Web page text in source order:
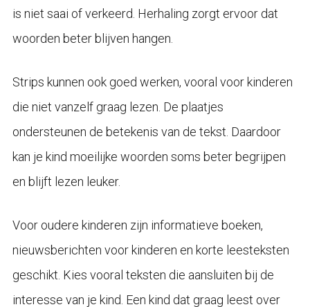
is niet saai of verkeerd. Herhaling zorgt ervoor dat
woorden beter blijven hangen.
Strips kunnen ook goed werken, vooral voor kinderen
die niet vanzelf graag lezen. De plaatjes
ondersteunen de betekenis van de tekst. Daardoor
kan je kind moeilijke woorden soms beter begrijpen
en blijft lezen leuker.
Voor oudere kinderen zijn informatieve boeken,
nieuwsberichten voor kinderen en korte leesteksten
geschikt. Kies vooral teksten die aansluiten bij de
interesse van je kind. Een kind dat graag leest over